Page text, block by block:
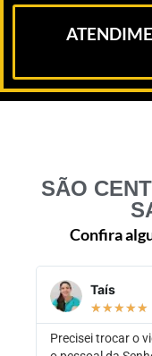
SÃO
Confira
Taís
★★★★★
Precisei trocar o